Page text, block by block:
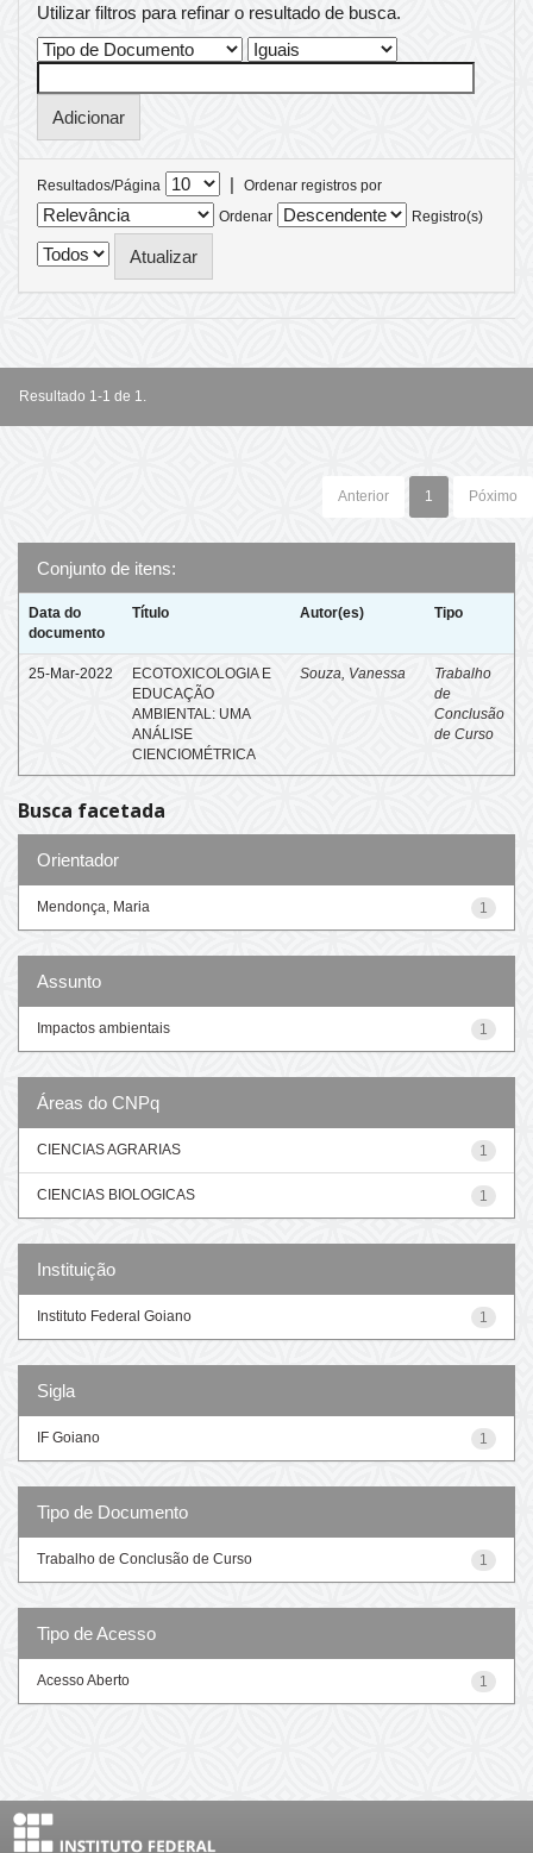
Utilizar filtros para refinar o resultado de busca.
Resultados/Página |
Ordenar registros por
Ordenar
Registro(s)
Resultado 1-1 de 1.
Anterior 1 Póximo
Conjunto de itens:
Data do
documento
Título Autor(es) Tipo
25-Mar-2022
ECOTOXICOLOGIA E
EDUCAÇÃO
AMBIENTAL: UMA
ANÁLISE
CIENCIOMÉTRICA
Souza, Vanessa
Trabalho
de
Conclusão
de Curso
Busca facetada
Orientador
1
Mendonça, Maria
Assunto
1
Impactos ambientais
Áreas do CNPq
1
CIENCIAS AGRARIAS
1
CIENCIAS BIOLOGICAS
Instituição
1
Instituto Federal Goiano
Sigla
1
IF Goiano
Tipo de Documento
1
Trabalho de Conclusão de Curso
Tipo de Acesso
1
Acesso Aberto